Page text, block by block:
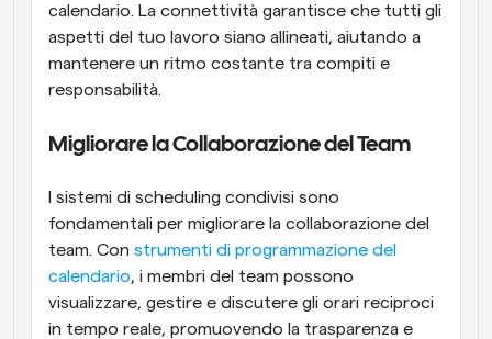
calendario. La connettività garantisce che tutti gli
aspetti del tuo lavoro siano allineati, aiutando a
mantenere un ritmo costante tra compiti e
responsabilità.
Migliorare la Collaborazione del Team
I sistemi di scheduling condivisi sono
fondamentali per migliorare la collaborazione del
team. Con strumenti di programmazione del
calendario, i membri del team possono
visualizzare, gestire e discutere gli orari reciproci
in tempo reale, promuovendo la trasparenza e